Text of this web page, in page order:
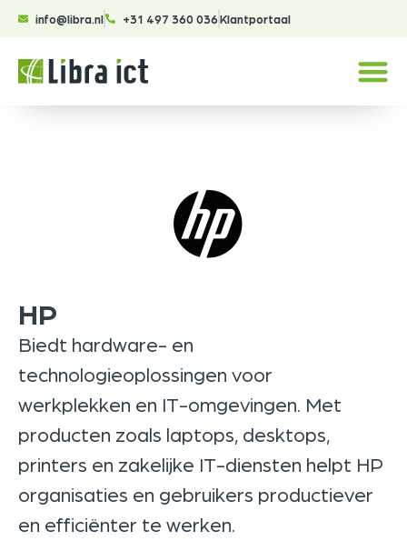
info@libra.nl +31 497 360 036Klantportaal
HP
Biedt hardware- en
technologieoplossingen voor
werkplekken en IT-omgevingen. Met
producten zoals laptops, desktops,
printers en zakelijke IT-diensten helpt HP
organisaties en gebruikers productiever
en efficiënter te werken.